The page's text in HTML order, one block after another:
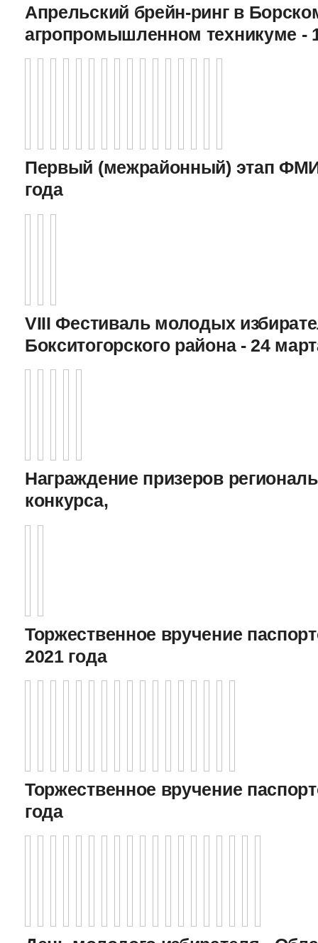
Апрельский брейн-ринг в
агропромышленном техникуме -
Первый (межрайонный) этап
года
VIII Фестиваль молодых
Бокситогорского района - 24
Награждение призеров
конкурса,
Торжественное вручение
2021 года
Торжественное вручение
года